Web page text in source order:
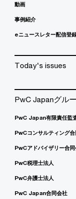
動画
事例紹介
eニュースレター配信登
Today's issues
PwC Japanグル
PwC Japan有限責任監
PwCコンサルティング
PwCアドバイザリー合同
PwC税理士法人
PwC弁護士法人
PwC Japan合同会社